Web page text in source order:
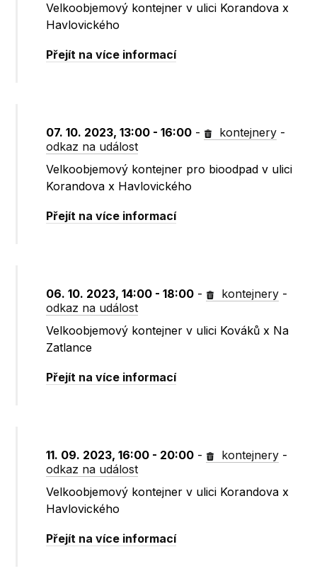
Velkoobjemový kontejner v ulici Korandova x
Havlovického
Přejít na více informací
07. 10. 2023, 13:00 - 16:00 - kontejnery -
odkaz na událost
Velkoobjemový kontejner pro bioodpad v ulici
Korandova x Havlovického
Přejít na více informací
06. 10. 2023, 14:00 - 18:00 - kontejnery -
odkaz na událost
Velkoobjemový kontejner v ulici Kováků x Na
Zatlance
Přejít na více informací
11. 09. 2023, 16:00 - 20:00 - kontejnery -
odkaz na událost
Velkoobjemový kontejner v ulici Korandova x
Havlovického
Přejít na více informací